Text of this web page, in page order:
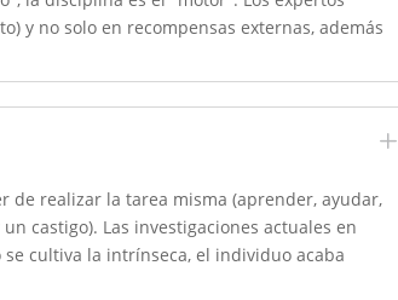
y no solo en recompensas externas, además
L
de realizar la tarea misma (aprender, ayudar,
castigo). Las investigaciones actuales en
cultiva la intrínseca, el individuo acaba